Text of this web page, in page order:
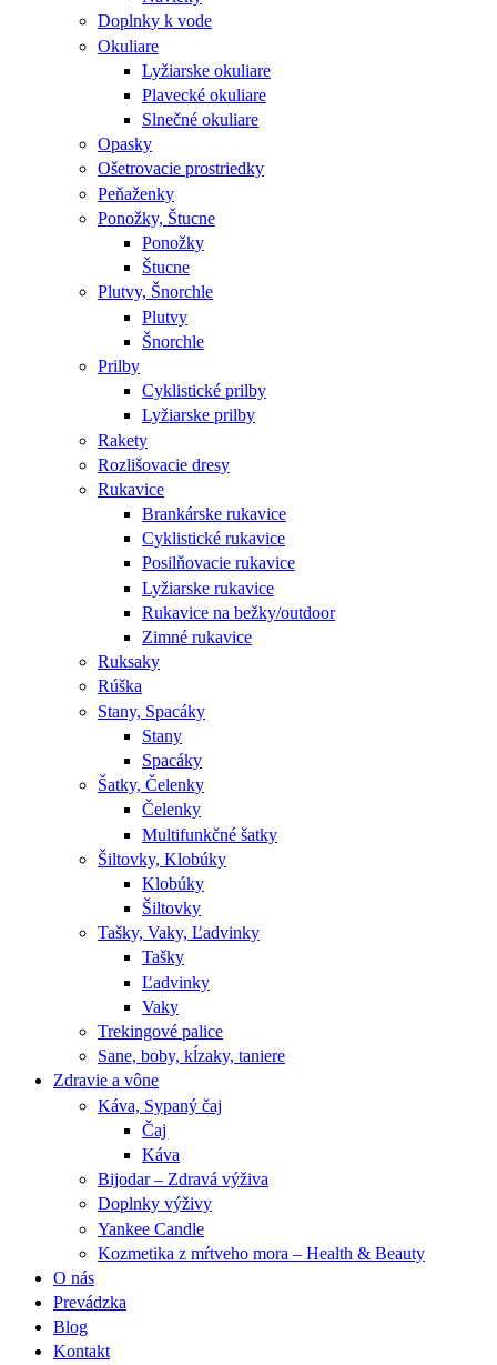
Doplnky k vode
Okuliare
Lyžiarske okuliare
Plavecké okuliare
Slnečné okuliare
Opasky
Ošetrovacie prostriedky
Peňaženky
Ponožky, Štucne
Ponožky
Štucne
Plutvy, Šnorchle
Plutvy
Šnorchle
Prilby
Cyklistické prilby
Lyžiarske prilby
Rakety
Rozlišovacie dresy
Rukavice
Brankárske rukavice
Cyklistické rukavice
Posilňovacie rukavice
Lyžiarske rukavice
Rukavice na bežky/outdoor
Zimné rukavice
Ruksaky
Rúška
Stany, Spacáky
Stany
Spacáky
Šatky, Čelenky
Čelenky
Multifunkčné šatky
Šiltovky, Klobúky
Klobúky
Šiltovky
Tašky, Vaky, Ľadvinky
Tašky
Ľadvinky
Vaky
Trekingové palice
Sane, boby, kĺzaky, taniere
Zdravie a vône
Káva, Sypaný čaj
Čaj
Káva
Bijodar – Zdravá výživa
Doplnky výživy
Yankee Candle
Kozmetika z mŕtveho mora – Health & Beauty
O nás
Prevádzka
Blog
Kontakt